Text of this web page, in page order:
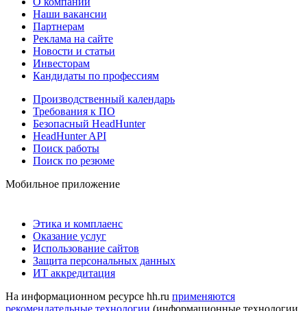
Наши вакансии
Партнерам
Реклама на сайте
Новости и статьи
Инвесторам
Кандидаты по профессиям
Производственный календарь
Требования к ПО
Безопасный HeadHunter
HeadHunter API
Поиск работы
Поиск по резюме
Мобильное приложение
Этика и комплаенс
Оказание услуг
Использование сайтов
Защита персональных данных
ИТ аккредитация
На информационном ресурсе hh.ru применяются
рекомендательные технологии (информационные технологии